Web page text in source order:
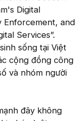
Digital
Enforcement, and
Services”.
sống tại Việt
cộng đồng công
và nhóm người
đây không